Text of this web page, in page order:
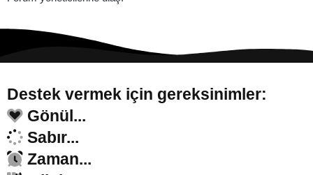
Destek vermek için gereksinimler:
Gönül...
Sabır...
Zaman...